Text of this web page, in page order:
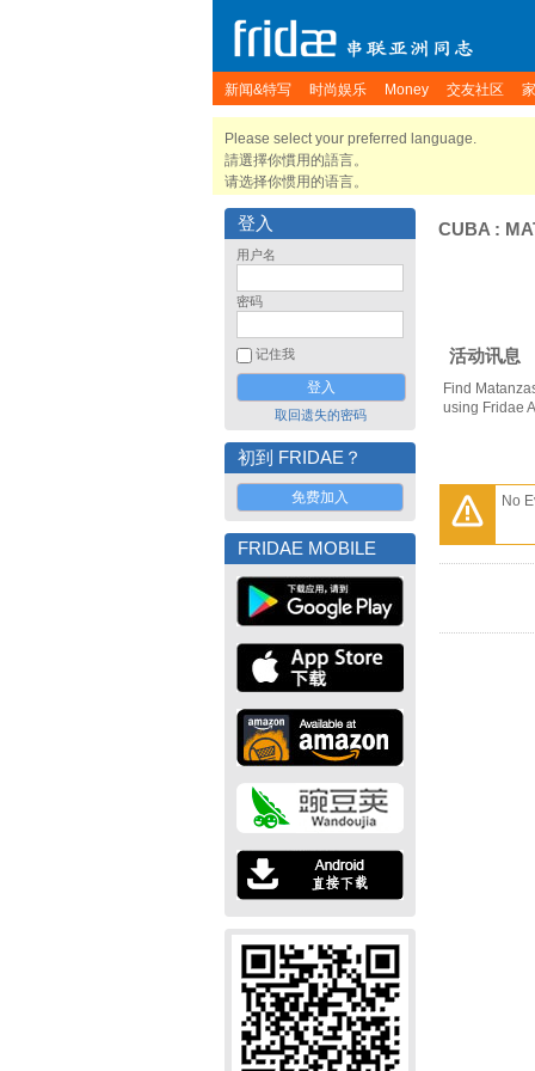
新闻&特写 时尚娱乐 Money 交友社区
Please select your preferred language.
請選擇你慣用的語言。
请选择你惯用的语言。
登入
用户名
密码
记住我
取回遗失的密码
初到 FRIDAE？
免费加入
FRIDAE MOBILE
CUBA :
活动讯息
Find
using Fridae
No